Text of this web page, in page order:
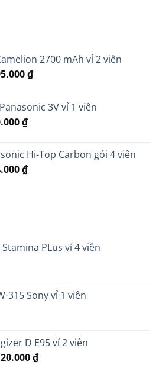
2700 mAh vỉ 2 viên
₫.
₫Giá
là: 3V vỉ 1 viên
₫.
₫Giá
là:
20.000 ₫.
Hi-Top Carbon gói 4 viên
₫Giá
Stamina PLus vỉ 4 viên
315 Sony vỉ 1 viên
D E95 vỉ 2 viên
₫Giá